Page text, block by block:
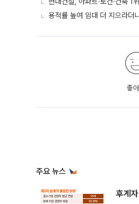
용적률 높여 임대 더 지으라더
좋
주요 뉴스
후계